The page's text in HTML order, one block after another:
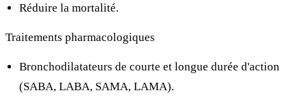
Réduire la mortalité.
Traitements pharmacologiques
Bronchodilatateurs de courte et longue durée d'action
(SABA, LABA, SAMA, LAMA).